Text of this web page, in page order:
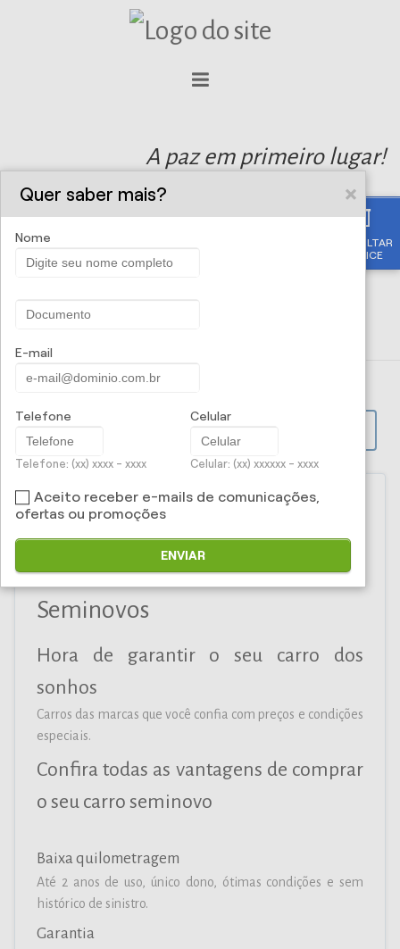
CONSULTAR
APÓLICE
A paz em primeiro lugar!
Iti Corretora e Administradora
de Seguros Ltda - Carros
Seminovos
Hora de garantir o seu carro dos
sonhos
Carros das marcas que você confia com preços e condições
especiais.
Confira todas as vantagens de comprar
o seu carro seminovo
Baixa quilometragem
Até 2 anos de uso, único dono, ótimas condições e sem
histórico de sinistro.
Garantia
Quer saber mais?
Nome
E-mail
Telefone
Telefone: (xx) xxxx - xxxx
Celular
Celular: (xx) xxxxxx - xxxx
Aceito receber e-mails de comunicações,
ofertas ou promoções
ENVIAR